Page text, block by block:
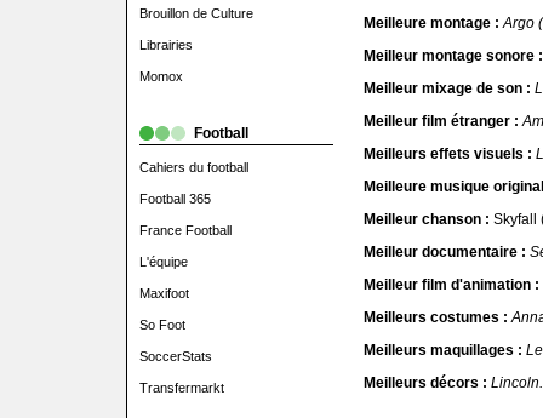
Brouillon de Culture
Librairies
Momox
Football
Cahiers du football
Football 365
France Football
L'équipe
Maxifoot
So Foot
SoccerStats
Transfermarkt
Meilleure montage : Argo
Meilleur montage sonore :
Meilleur mixage de son :
Meilleur film étranger :
Meilleurs effets visuels :
Meilleure musique
Meilleur chanson : Skyfall
Meilleur documentaire :
Meilleur film d'animation :
Meilleurs costumes :
Meilleurs maquillages :
Meilleurs décors : Lincoln.